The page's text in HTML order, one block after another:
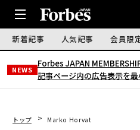
新着記事 人気記事 会員限
NEWS
Forbes JAPAN
記事ページ内の広告表示を
トップ Marko Horvat